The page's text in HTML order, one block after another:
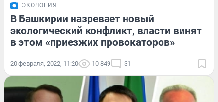
ЭКОЛОГИЯ
В Башкирии назревает новый
экологический конфликт, власти винят
в этом «приезжих провокаторов»
20 февраля, 2022, 11:20 10 849 31